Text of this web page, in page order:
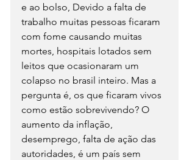
e ao bolso, Devido a falta de
trabalho muitas pessoas ficaram
com fome causando muitas
mortes, hospitais lotados sem
leitos que ocasionaram um
colapso no brasil inteiro. Mas a
pergunta é, os que ficaram vivos
como estão sobrevivendo? O
aumento da inflação,
desemprego, falta de ação das
autoridades, é um país sem